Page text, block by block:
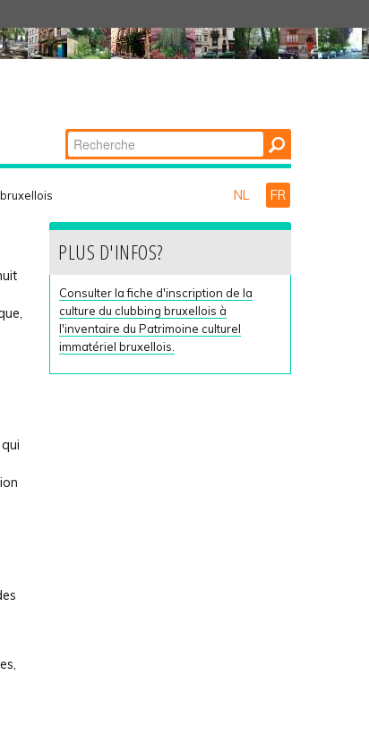
Chercher par
Recherche
NL FR
PLUS D'INFOS?
Consulter la fiche d'inscription de la
culture du clubbing bruxellois à
l'inventaire du Patrimoine culturel
immatériel bruxellois.